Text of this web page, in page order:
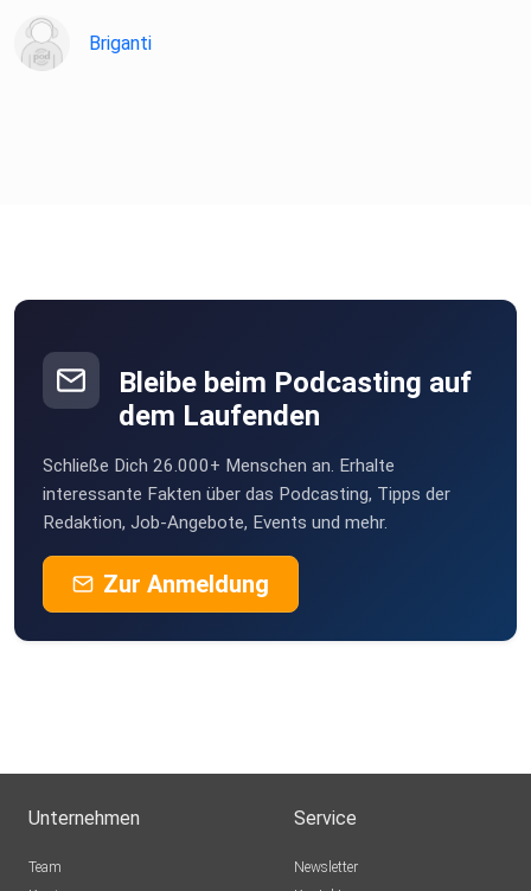
Briganti
Bleibe beim Podcasting auf
dem Laufenden
Schließe Dich 26.000+ Menschen an. Erhalte
interessante Fakten über das Podcasting, Tipps der
Redaktion, Job-Angebote, Events und mehr.
Zur Anmeldung
Unternehmen
Team
Service
Newsletter